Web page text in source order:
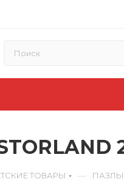
ТОВАРЫ — ПАЗЛЫ